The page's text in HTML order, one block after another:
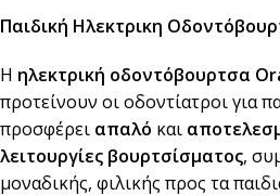
Παιδική Ηλεκτρικη
Η ηλεκτρική οδοντόβουρτσα
προτείνουν οι οδοντίατροι για
προσφέρει απαλό και
λειτουργίες βουρτσίσματος,
μοναδικής, φιλικής προς τα